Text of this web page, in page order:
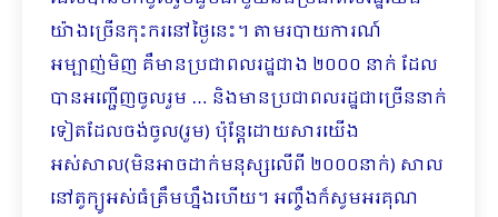
យ៉ាងច្រើនកុះករនៅថ្ងៃនេះ។ តាមរបាយការណ៍
អម្បាញ់មិញ គឺមានប្រជាពលរដ្ឋជាង ២០០០ នាក់ ដែល
បានអញ្ជើញចូលរួម … និងមានប្រជាពលរដ្ឋជាច្រើននាក់
ទៀតដែលចង់ចូល(រួម) ប៉ុន្តែដោយសារយើង
អស់សាល(មិនអាចដាក់មនុស្សលើពី ២០០០នាក់) សាល
នៅតូក្យូអស់ធំត្រឹមហ្នឹងហើយ។ អញ្ចឹងក៏សូមអរគុណ